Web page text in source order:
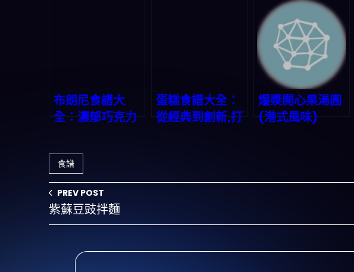
布朗尼食譜大
全：濃郁巧克力
蛋糕食譜大全：
從經典到創新,打
爆漿開心果湯圓
(港式風味)
食譜
PREV POST
紫蘇豆豉拌麵